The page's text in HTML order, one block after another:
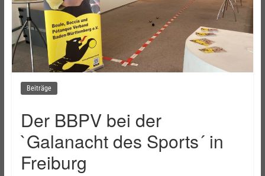
Beiträge
Der BBPV bei der
`Galanacht des Sports´ in
Freiburg